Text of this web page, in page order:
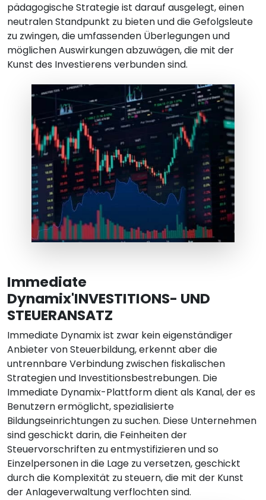
pädagogische Strategie ist darauf ausgelegt, einen
neutralen Standpunkt zu bieten und die Gefolgsleute
zu zwingen, die umfassenden Überlegungen und
möglichen Auswirkungen abzuwägen, die mit der
Kunst des Investierens verbunden sind.
Immediate
Dynamix'INVESTITIONS- UND
STEUERANSATZ
Immediate Dynamix ist zwar kein eigenständiger
Anbieter von Steuerbildung, erkennt aber die
untrennbare Verbindung zwischen fiskalischen
Strategien und Investitionsbestrebungen. Die
Immediate Dynamix-Plattform dient als Kanal, der es
Benutzern ermöglicht, spezialisierte
Bildungseinrichtungen zu suchen. Diese Unternehmen
sind geschickt darin, die Feinheiten der
Steuervorschriften zu entmystifizieren und so
Einzelpersonen in die Lage zu versetzen, geschickt
durch die Komplexität zu steuern, die mit der Kunst
der Anlageverwaltung verflochten sind.